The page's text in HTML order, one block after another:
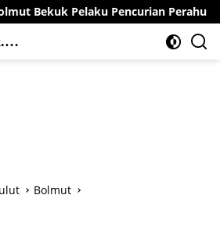
Pencurian Perahu di Daerah Buol
Bolmut